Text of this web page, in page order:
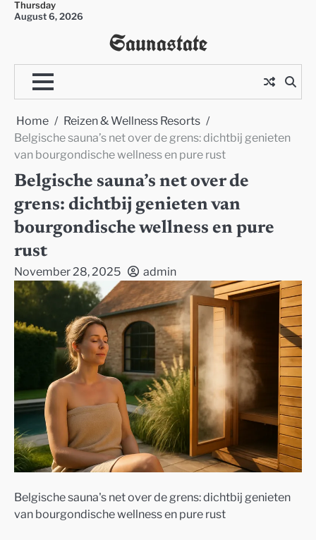
SkipThursday
August 6, 2026
Saunastate
Home
Reizen & Wellness Resorts
Belgische sauna’s net over de grens: dichtbij genieten
van bourgondische wellness en pure rust
Belgische sauna’s net over de
grens: dichtbij genieten van
bourgondische wellness en pure
rust
November 28, 2025 admin
Belgische sauna's net over de grens: dichtbij genieten
van bourgondische wellness en pure rust